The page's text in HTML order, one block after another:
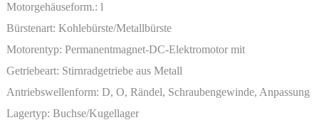
Motorgehäuseform.: l
Bürstenart: Kohlebürste/Metallbürste
Motorentyp: Permanentmagnet-DC-Elektromotor mit
Miniaturgetriebe
Getriebeart: Stirnradgetriebe aus Metall
Antriebswellenform: D, O, Rändel, Schraubengewinde, Anpassung
Lagertyp: Buchse/Kugellager